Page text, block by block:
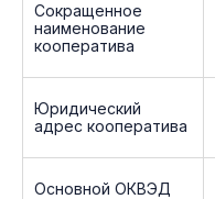
Сокращенное
наименование
кооператива
Юридический
адрес кооператива
Основной ОКВЭД